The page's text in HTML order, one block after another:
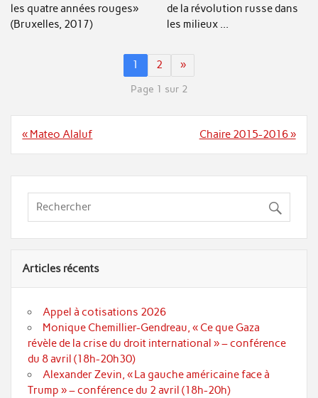
les quatre années rouges»
(Bruxelles, 2017)
de la révolution russe dans
les milieux ...
1 2 »
Page 1 sur 2
Navigation
« Mateo Alaluf Chaire 2015-2016 »
Articles récents
Appel à cotisations 2026
Monique Chemillier-Gendreau, « Ce que Gaza
révèle de la crise du droit international » – conférence
du 8 avril (18h-20h30)
Alexander Zevin, « La gauche américaine face à
Trump » – conférence du 2 avril (18h-20h)